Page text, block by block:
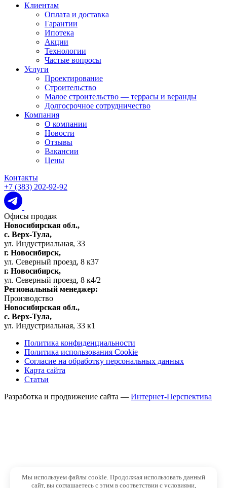
Клиентам
Оплата и доставка
Гарантии
Ипотека
Акции
Технологии
Частые вопросы
Услуги
Проектирование
Строительство
Малое строительство — террасы и веранды
Долгосрочное сотрудничество
Компания
О компании
Новости
Отзывы
Вакансии
Цены
Контакты
+7 (383) 202-92-92
Офисы продаж
Новосибирская обл.,
c. Верх-Тула,
ул. Индустриальная, 33
г. Новосибирск,
ул. Северный проезд, 8 к37
г. Новосибирск,
ул. Северный проезд, 8 к4/2
Региональный менеджер:
Производство
Новосибирская обл.,
c. Верх-Тула,
ул. Индустриальная, 33 к1
Политика конфиденциальности
Политика использования Cookie
Согласие на обработку персональных данных
Карта сайта
Статьи
Разработка и продвижение сайта — Интернет-Перспектива
Мы используем файлы cookie. Продолжая использовать данный
сайт, вы соглашаетесь с этим в соответствии с условиями,